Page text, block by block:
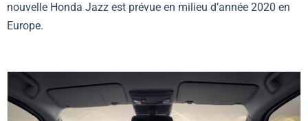
nouvelle Honda Jazz est prévue en milieu d’année 2020 en
Europe.